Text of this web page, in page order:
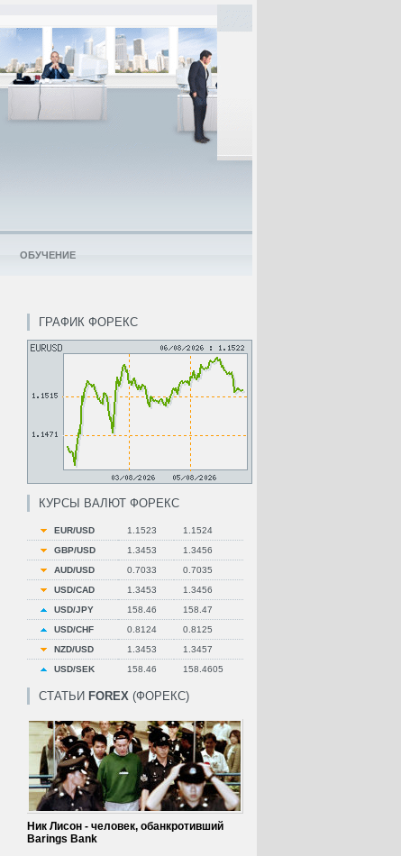
ГРАФИК ФОРЕКС
КУРСЫ ВАЛЮТ ФОРЕКС
EUR/USD 1.1523
1.1524
GBP/USD
1.3453
1.3456
AUD/USD
0.7033
0.7035
USD/CAD
1.3453
1.3456
USD/JPY
158.46
158.47
USD/CHF
0.8124
0.8125
NZD/USD
1.3453
1.3457
USD/SEK
158.46 158.4605
СТАТЬИ FOREX (ФОРЕКС)
Ник Лисон - человек, обанкротивший
Barings Bank
ОБУЧЕНИЕ